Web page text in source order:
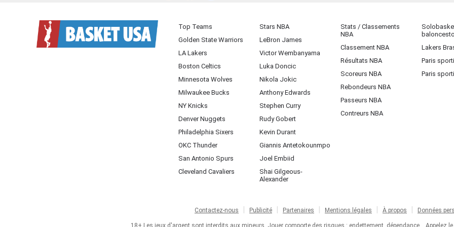
Top Teams
Golden State Warriors
LA Lakers
Boston Celtics
Minnesota Wolves
Milwaukee Bucks
NY Knicks
Denver Nuggets
Philadelphia Sixers
OKC Thunder
San Antonio Spurs
Cleveland Cavaliers
Stars NBA
LeBron James
Victor Wembanyama
Luka Doncic
Nikola Jokic
Anthony Edwards
Stephen Curry
Rudy Gobert
Kevin Durant
Giannis Antetokounmpo
Joel Embiid
Shai Gilgeous-
Alexander
Stats / Classements
NBA
Classement NBA
Résultats NBA
Scoreurs NBA
Rebondeurs NBA
Passeurs NBA
Contreurs NBA
Lakers
Paris
Paris
Contactez-nous Publicité Partenaires Mentions légales À propos Données
18+ Les jeux d'argent sont interdits aux mineurs. Jouer comporte des risques : endettement, dépendance... Appelez